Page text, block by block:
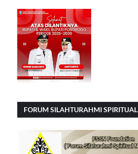
FORUM SILAHTURAHMI SPIRITUAL